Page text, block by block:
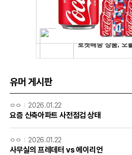
유머 게시판
ㅇㅇ 2026.01.22
요즘 신축아파트 사전점검 상태
ㅇㅇ 2026.01.22
사무실의 프레데터 vs 에이리언